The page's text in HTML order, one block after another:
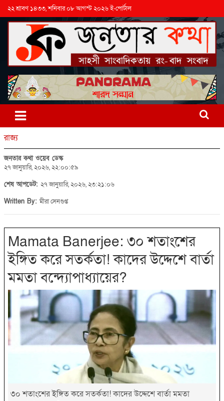
২২ শ্রাবণ ১৪৩৩, শনিবার ০৮ আগস্ট ২০২৬ ই-পোর্টাল
রাজ্য
জনতার কথা ওয়েব ডেস্ক
২৭ জানুয়ারি, ২০২৬, ২২:০০:৫৯
শেষ আপডেট: ২৭ জানুয়ারি, ২০২৬, ২৩:২১:০৬
Written By:মীরা সেনগুপ্ত
Mamata Banerjee: ৩০ শতাংশের
ইঙ্গিত করে সতর্কতা! কাদের উদ্দেশে বার্তা
মমতা বন্দ্যোপাধ্যায়ের?
৩০ শতাংশের ইঙ্গিত করে সতর্কতা! কাদের উদ্দেশে বার্তা মমতা